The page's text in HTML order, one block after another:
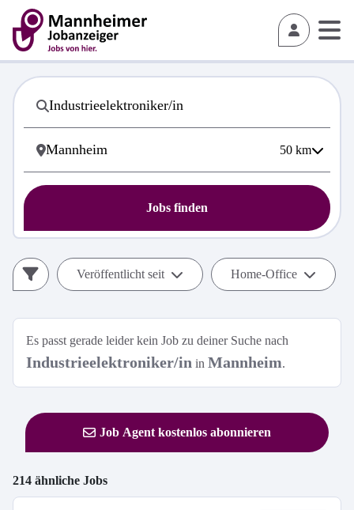
50 km
Jobs finden
Veröffentlicht seit Home-Office
Es passt gerade leider kein Job zu deiner Suche nach
Industrieelektroniker/in in Mannheim.
Job Agent kostenlos abonnieren
214 ähnliche Jobs